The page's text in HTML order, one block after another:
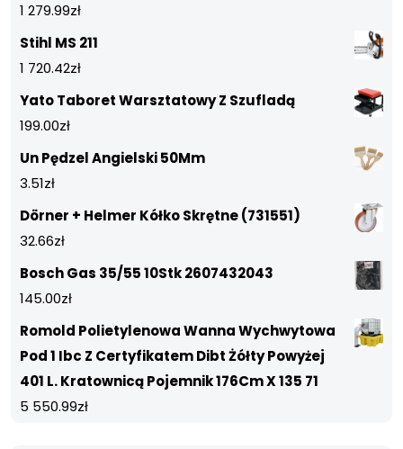
1 279.99zł
Stihl MS 211
1 720.42zł
Yato Taboret Warsztatowy Z Szufladą
199.00zł
Un Pędzel Angielski 50Mm
3.51zł
Dörner + Helmer Kółko Skrętne (731551)
32.66zł
Bosch Gas 35/55 10Stk 2607432043
145.00zł
Romold Polietylenowa Wanna Wychwytowa
Pod 1 Ibc Z Certyfikatem Dibt Żółty Powyżej
401 L. Kratownicą Pojemnik 176Cm X 135 71
5 550.99zł